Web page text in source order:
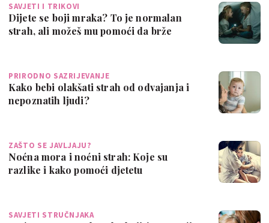
SAVJETI I TRIKOVI
Dijete se boji mraka? To je normalan
strah, ali možeš mu pomoći da brže
PRIRODNO SAZRIJEVANJE
Kako bebi olakšati strah od odvajanja i
nepoznatih ljudi?
ZAŠTO SE JAVLJAJU?
Noćna mora i noćni strah: Koje su
razlike i kako pomoći djetetu
SAVJETI STRUČNJAKA